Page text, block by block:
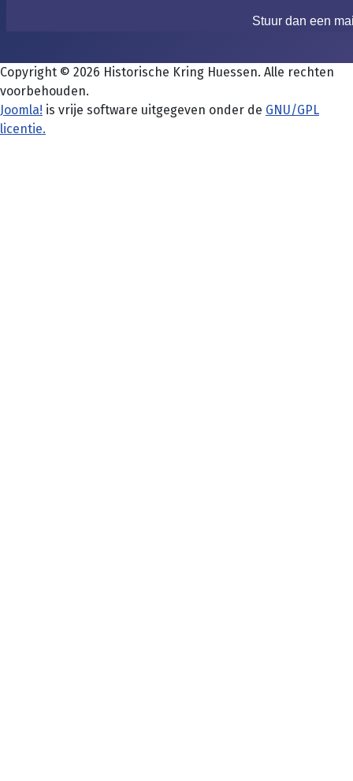
Stuur dan een
Copyright © 2026 Historische Kring Huessen. Alle rechten
voorbehouden.
Joomla! is vrije software uitgegeven onder de GNU/GPL
licentie.